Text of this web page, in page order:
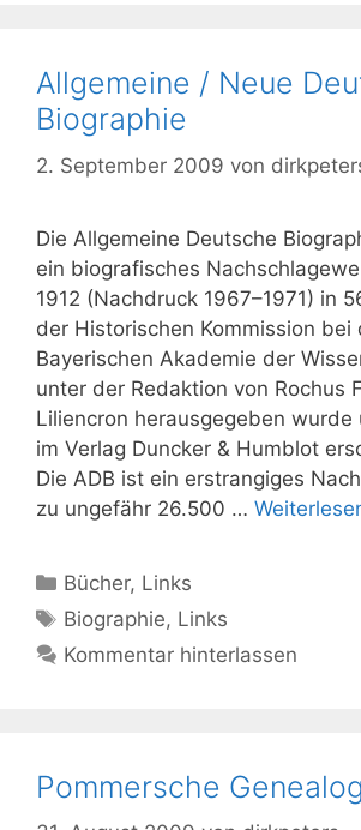
Allgemeine / Neue
Biographie
2. September 2009 von
Die Allgemeine Deutsche
ein biografisches
1912 (Nachdruck 1967–1971) in
der Historischen Kommission bei
Bayerischen Akademie der
unter der Redaktion von Rochus
Liliencron herausgegeben wurde
im Verlag Duncker & Humblot
Die ADB ist ein erstrangiges
zu ungefähr 26.500 …
Kategorien
Bücher, Links
Schlagwörter
Biographie, Links
Kommentar hinterlassen
Pommersche